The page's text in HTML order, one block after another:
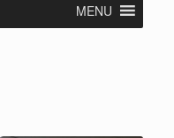
MENU